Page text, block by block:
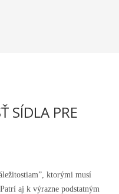
SÍDLA PRE
ktorými musí
aj k výrazne podstatným